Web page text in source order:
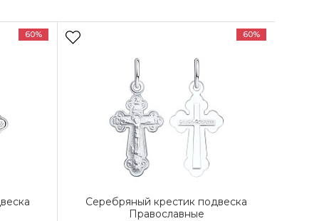
60% 60%
Серебряный крестик подвеска
Православные